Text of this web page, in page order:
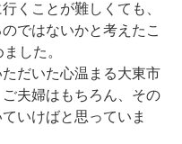
くことが難しくても、
ではないかと考えたこ
した。
だいた心温まる大東市
夫婦はもちろん、その
いけばと思っていま